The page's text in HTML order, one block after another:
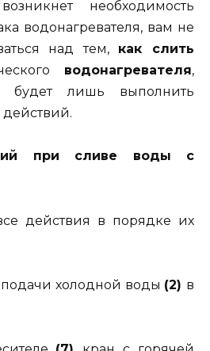
необходимость
водонагревателя, вам не
над тем, как слить
водонагревателя,
будет лишь выполнить
действий.
при сливе воды с
действия в порядке их
холодной воды (2) в